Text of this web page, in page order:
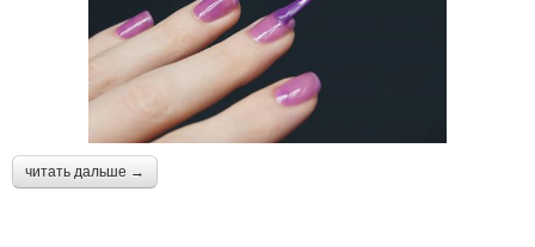
читать дальше →